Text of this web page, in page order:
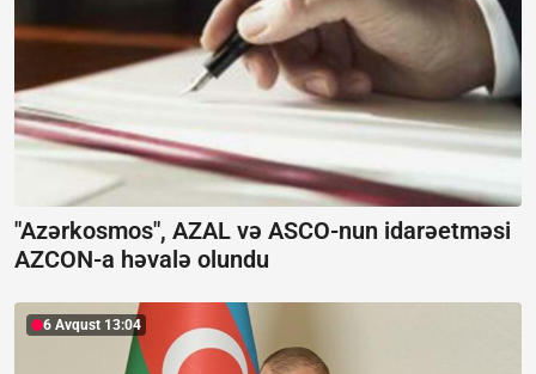
"Azərkosmos", AZAL və ASCO-nun idarəetməsi
AZCON-a həvalə olundu
6 Avqust 13:04